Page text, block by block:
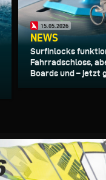
15.05.2026
NEWS
Surfinlocks
Fahrradschloss,
Boards und – jetzt